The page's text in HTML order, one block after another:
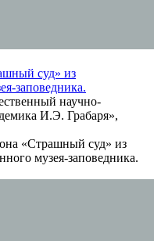
суд» из
заповедника.
научно-
И.Э. Грабаря»,
«Страшный суд» из
музея-заповедника.